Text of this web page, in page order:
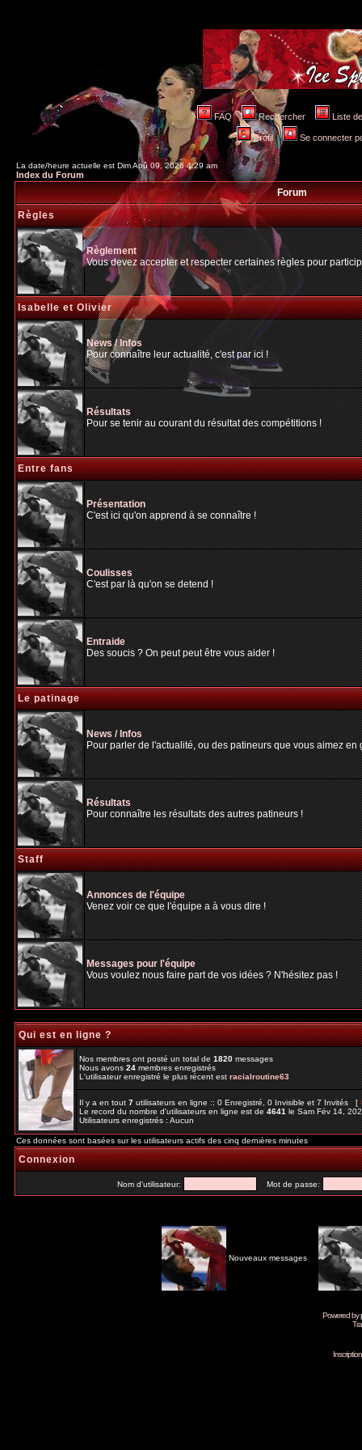
FAQ Rechercher Liste
Profil Se connecter
La date/heure actuelle est Dim Aoû 09, 2026 4:29 am
Index du Forum
Forum
Règles
Règlement
Vous devez accepter et respecter certaines règles pour
Isabelle et Olivier
News / Infos
Pour connaître leur actualité, c'est par ici !
Résultats
Pour se tenir au courant du résultat des compétitions !
Entre fans
Présentation
C'est ici qu'on apprend à se connaître !
Coulisses
C'est par là qu'on se detend !
Entraide
Des soucis ? On peut peut être vous aider !
Le patinage
News / Infos
Pour parler de l'actualité, ou des patineurs que vous aimez
Résultats
Pour connaître les résultats des autres patineurs !
Staff
Annonces de l'équipe
Venez voir ce que l'équipe a à vous dire !
Messages pour l'équipe
Vous voulez nous faire part de vos idées ? N'hésitez pas !
Qui est en ligne ?
Nos membres ont posté un total de1820messages
Nous avons24membres enregistrés
L'utilisateur enregistré le plus récent estracialroutine63
Il y a en tout7utilisateurs en ligne :: 0 Enregistré, 0 Invisible et 7 Invités [
Le record du nombre d'utilisateurs en ligne est de4641le Sam Fév 14,
Utilisateurs enregistrés : Aucun
Ces données sont basées sur les utilisateurs actifs des cinq dernières minutes
Connexion
Nom d'utilisateur: Mot de passe:
Nouveaux messages
Powered by